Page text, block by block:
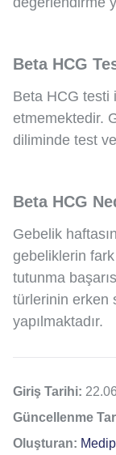
Beta HCG
Beta HCG testi
etmemektedir.
diliminde test
Beta HCG
Gebelik
gebeliklerin
tutunma
türlerinin erken
yapılmaktadır.
Giriş Tarihi:
Güncellenme
Oluşturan: